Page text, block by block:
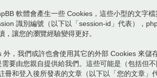
軟體會產生一些 Cookies，這些小型的文字
識別編號（以下以「session-id」代表），
讓您的瀏覽經驗變得更好。
，我們或許也會使用其它的外部 Cookies 來
要由您親自提供給我們。這些可能是（包括但
和登入後所發表的文章（以下以「您的文章」代